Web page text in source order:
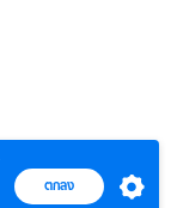
ตกลง